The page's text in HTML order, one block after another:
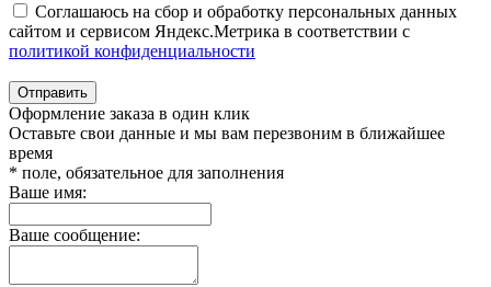
Соглашаюсь на сбор и обработку персональных данных
сайтом и сервисом Яндекс.Метрика в соответствии с
политикой конфиденциальности
Отправить
Оформление заказа в один клик
Оставьте свои данные и мы вам перезвоним в ближайшее
время
* поле, обязательное для заполнения
Ваше имя:
Ваше сообщение: